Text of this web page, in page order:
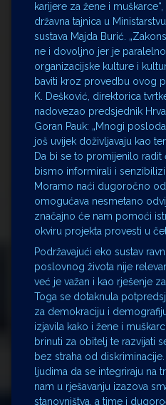
karijere za žene i
državna tajnica u
sustava Majda Burić.
ne i dovoljno jer je
organizacijske kulture i
baviti kroz provedbu ovog
K. Dešković, direktorica
nadovezao predsjednik
Goran Pauk: „Mnogi
još uvijek doživljavaju kao
Da bi se to promijenilo radit
bismo informirali i
Moramo naći dugoročno
omogućava nesmetano
značajno će nam pomoći
okviru projekta provesti u
Podržavajući eko sustav
poslovnog života nije
već je važan i kao rješenje
Toga se dotaknula
za demokraciju i
izjavila kako i žene i
brinuti za obitelj te razvijati
bez straha od diskriminacije.
ljudima da se integriraju na
nam u rješavanju izazova
stanovništva, a time i